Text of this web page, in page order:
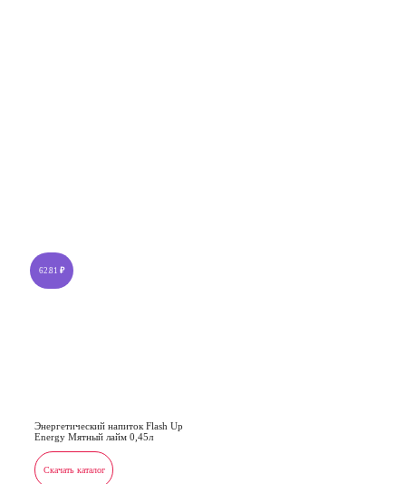
62.81 ₽
Энергетический напиток Flash Up
Energy Мятный лайм 0,45л
Скачать каталог